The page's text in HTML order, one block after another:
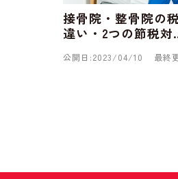
接骨院・整骨院の
違い・2つの節税
公開日:2023/04/10 最終